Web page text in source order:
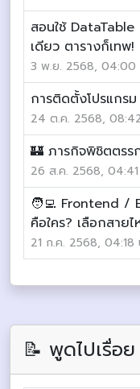
สอนใช้
เดียว ตารางก็เทพ!
3 พ.ย. 2568, 04:00
การติดตั้งโปรแกรม
24 ต.ค. 2568,
🏰 ภารกิจพิชิตตรร
26 ส.ค. 2568,
🧑‍💻 Frontend /
คือใคร? เลือกสาย
21 ก.ค. 2568, 04:18
📝 พูดไปเรื่อย